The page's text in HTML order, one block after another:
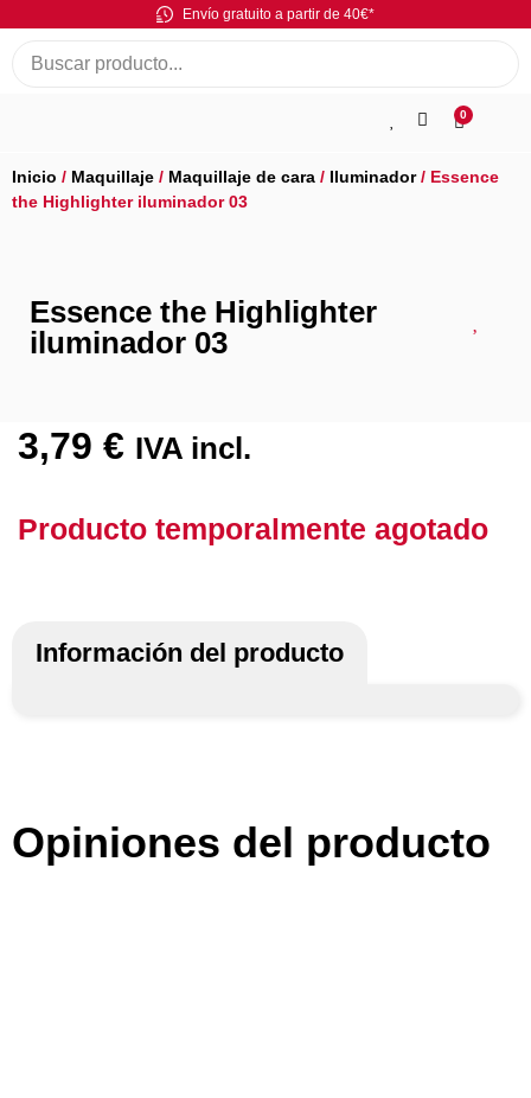
Envío gratuito a partir de 40€*
0
Inicio / Maquillaje / Maquillaje de cara / Iluminador/ Essence
the Highlighter iluminador 03
Essence the Highlighter
iluminador 03
3,79 € IVA incl.
Producto temporalmente agotado
Información del producto
Opiniones del producto